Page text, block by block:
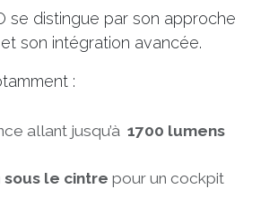
se distingue par son approche
son intégration avancée.
:
allant jusqu’à 1700 lumens
sous le cintre pour un cockpit